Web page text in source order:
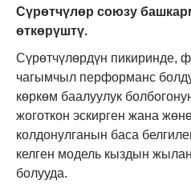
Сүрөтчүлөр союзу
өткөрүштү.
Сүрөтчүлөрдүн пикиринде,
чагымчыл перформанс
көркөм баалуулук
жоготкон эскирген жана
колдонулганын баса
келген модель кыздын
болууда.